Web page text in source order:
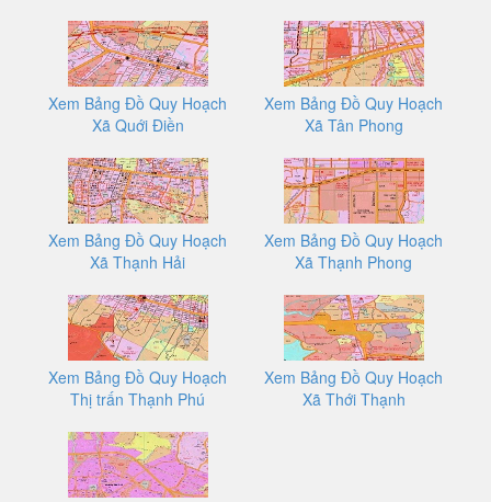
Xem Bảng Đồ Quy Hoạch
Xã Quới Điền
Xem Bảng Đồ Quy Hoạch
Xã Tân Phong
Xem Bảng Đồ Quy Hoạch
Xã Thạnh Hải
Xem Bảng Đồ Quy Hoạch
Xã Thạnh Phong
Xem Bảng Đồ Quy Hoạch
Thị trấn Thạnh Phú
Xem Bảng Đồ Quy Hoạch
Xã Thới Thạnh